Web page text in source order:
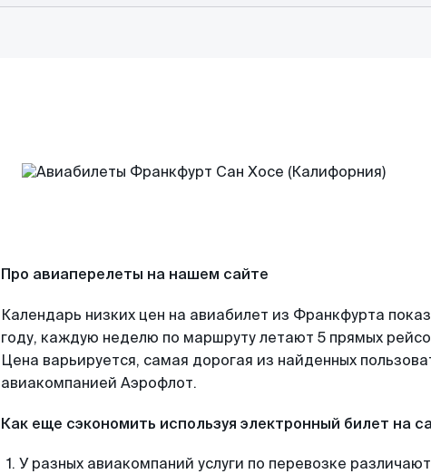
Про авиаперелеты на нашем сайте
Календарь низких цен на авиабилет из Франкфурта
году, каждую неделю по маршруту летают 5 прямых
Цена варьируется, самая дорогая из найденных
авиакомпанией Аэрофлот.
Как еще сэкономить используя электронный билет на
У разных авиакомпаний услуги по перевозке